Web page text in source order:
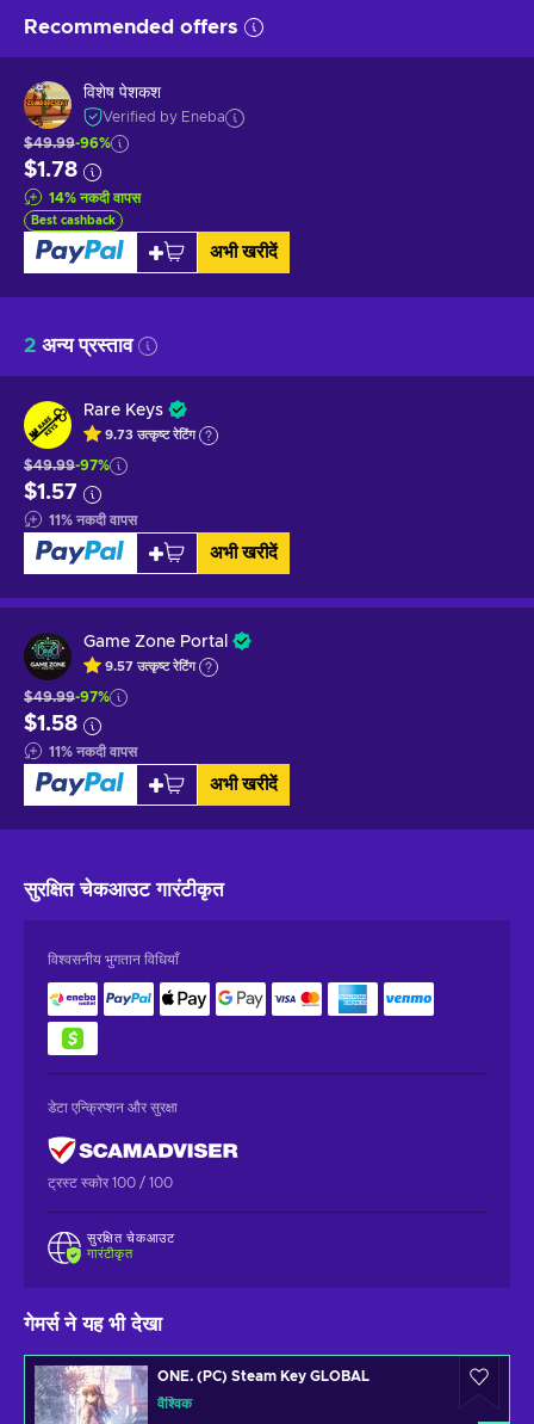
Recommended offers
विशेष पेशकश
Verified by Eneba
$49.99-96%
$1.78
14% नकदी वापस
Best cashback
अभी खरीदें
2 अन्य प्रस्ताव
Rare Keys
9.73 उत्कृष्टरेटिंग
$49.99-97%
$1.57
11% नकदी वापस
अभी खरीदें
Game Zone Portal
9.57 उत्कृष्टरेटिंग
$49.99-97%
$1.58
11% नकदी वापस
अभी खरीदें
सुरक्षित चेकआउटगारंटीकृत
विश्वसनीय भुगतान विधियाँ
डेटा एन्क्रिप्शन और सुरक्षा
ट्रस्ट स्कोर 100 / 100
सुरक्षित चेकआउट
गारंटीकृत
गेमर्स ने यह भी देखा
ONE. (PC) Steam Key GLOBAL
वैश्विक